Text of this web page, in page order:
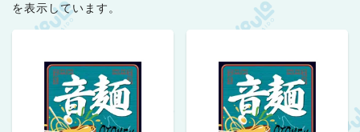
を表示しています。